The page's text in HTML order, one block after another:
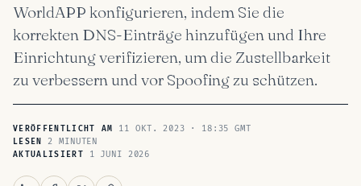
WorldAPP konfigurieren, indem Sie die
korrekten DNS-Einträge hinzufügen und Ihre
Einrichtung verifizieren, um die Zustellbarkeit
zu verbessern und vor Spoofing zu schützen.
VERÖFFENTLICHT AM 11 OKT. 2023 · 18:35 GMT
LESEN 2 MINUTEN
AKTUALISIERT 1 JUNI 2026